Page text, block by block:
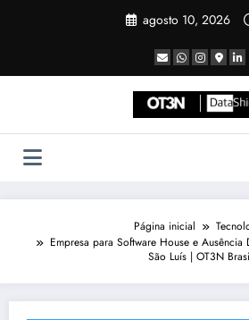
agosto 10, 2026
Página inicial
Empresa para Software House e Ausência
São Luís | OT3N